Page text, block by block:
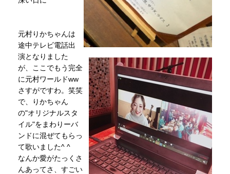
元村りかちゃんは
途中テレビ電話出
演となりました
が、ここでもう完全
に元村ワールドww
さすがですわ。笑笑
で、りかちゃん
の"オリジナルスタ
イル"をまわりーバ
ンドに混ぜてもらっ
て歌いました^ ^
なんか愛がたっくさ
んあってさ、すごい